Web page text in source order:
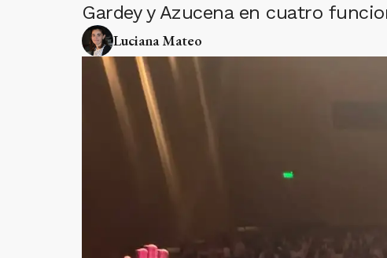
Gardey y Azucena en cuatro
Luciana Mateo